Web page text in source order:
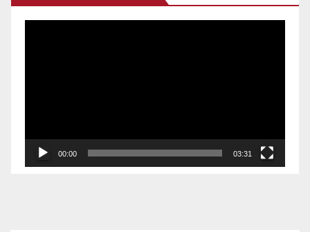
00:00 03:31